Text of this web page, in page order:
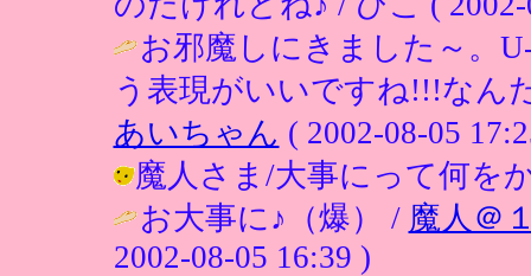
お邪魔しにきました～。
う表現がいいですね!!!なん
あいちゃん ( 2002-08-05
魔人さま/大事にって何を
お大事に♪（爆） / 魔人＠
2002-08-05 16:39 )